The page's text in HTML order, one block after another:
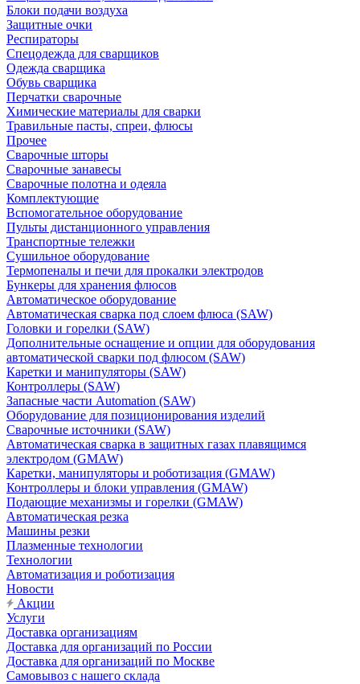
Блоки подачи воздуха
Защитные очки
Респираторы
Спецодежда для сварщиков
Одежда сварщика
Обувь сварщика
Перчатки сварочные
Химические материалы для сварки
Травильные пасты, спреи, флюсы
Прочее
Сварочные шторы
Сварочные занавесы
Сварочные полотна и одеяла
Комплектующие
Вспомогательное оборудование
Пульты дистанционного управления
Транспортные тележки
Сушильное оборудование
Термопеналы и печи для прокалки электродов
Бункеры для хранения флюсов
Автоматическое оборудование
Автоматическая сварка под слоем флюса (SAW)
Головки и горелки (SAW)
Дополнительные оснащение и опции для оборудования
автоматической сварки под флюсом (SAW)
Каретки и манипуляторы (SAW)
Контроллеры (SAW)
Запасные части Automation (SAW)
Оборудование для позиционирования изделий
Сварочные источники (SAW)
Автоматическая сварка в защитных газах плавящимся
электродом (GMAW)
Каретки, манипуляторы и роботизация (GMAW)
Контроллеры и блоки управления (GMAW)
Подающие механизмы и горелки (GMAW)
Автоматическая резка
Машины резки
Плазменные технологии
Технологии
Автоматизация и роботизация
Новости
Акции
Услуги
Доставка организациям
Доставка для организаций по России
Доставка для организаций по Москве
Самовывоз с нашего склада